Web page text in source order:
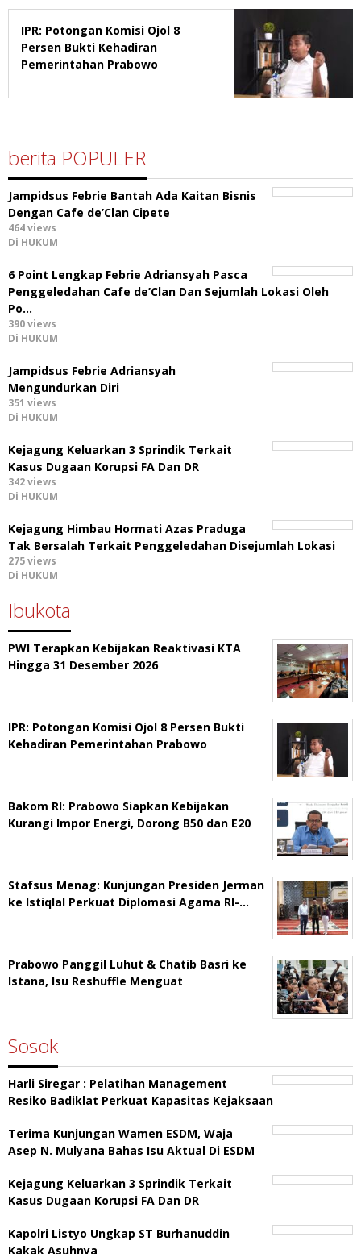
IPR: Potongan Komisi Ojol 8
Persen Bukti Kehadiran
Pemerintahan Prabowo
berita POPULER
Jampidsus Febrie Bantah Ada Kaitan Bisnis
Dengan Cafe de’Clan Cipete
464 views
Di HUKUM
6 Point Lengkap Febrie Adriansyah Pasca
Penggeledahan Cafe de’Clan Dan Sejumlah Lokasi Oleh
Po…
390 views
Di HUKUM
Jampidsus Febrie Adriansyah
Mengundurkan Diri
351 views
Di HUKUM
Kejagung Keluarkan 3 Sprindik Terkait
Kasus Dugaan Korupsi FA Dan DR
342 views
Di HUKUM
Kejagung Himbau Hormati Azas Praduga
Tak Bersalah Terkait Penggeledahan Disejumlah Lokasi
275 views
Di HUKUM
Ibukota
PWI Terapkan Kebijakan Reaktivasi KTA
Hingga 31 Desember 2026
IPR: Potongan Komisi Ojol 8 Persen Bukti
Kehadiran Pemerintahan Prabowo
Bakom RI: Prabowo Siapkan Kebijakan
Kurangi Impor Energi, Dorong B50 dan E20
Stafsus Menag: Kunjungan Presiden Jerman
ke Istiqlal Perkuat Diplomasi Agama RI-…
Prabowo Panggil Luhut & Chatib Basri ke
Istana, Isu Reshuffle Menguat
Sosok
Harli Siregar : Pelatihan Management
Resiko Badiklat Perkuat Kapasitas Kejaksaan
Terima Kunjungan Wamen ESDM, Waja
Asep N. Mulyana Bahas Isu Aktual Di ESDM
Kejagung Keluarkan 3 Sprindik Terkait
Kasus Dugaan Korupsi FA Dan DR
Kapolri Listyo Ungkap ST Burhanuddin
Kakak Asuhnya